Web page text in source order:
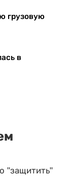
грузовую
в
"защитить"